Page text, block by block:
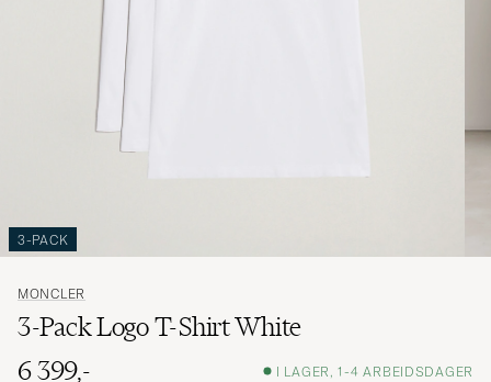
3-PACK
MONCLER
3-Pack Logo T-Shirt White
6 399,-
I LAGER, 1-4 ARBEIDSDAGER